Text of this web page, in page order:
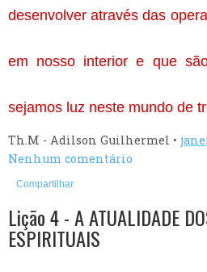
desenvolver através das
em nosso interior e que
sejamos luz neste mundo de
Th.M - Adilson Guilhermel •
Nenhum comentário
Compartilhar
Lição 4 - A ATUALIDADE
ESPIRITUAIS